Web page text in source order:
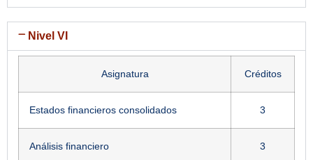
Nivel VI
Asignatura Créditos
Estados financieros consolidados 3
Análisis financiero 3